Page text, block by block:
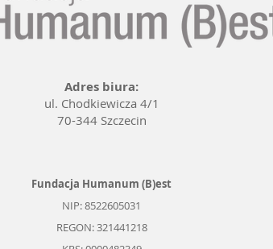
Adres biura:
ul. Chodkiewicza 4/1
70-344 Szczecin
Fundacja Humanum (B)est
NIP: 8522605031
REGON: 321441218